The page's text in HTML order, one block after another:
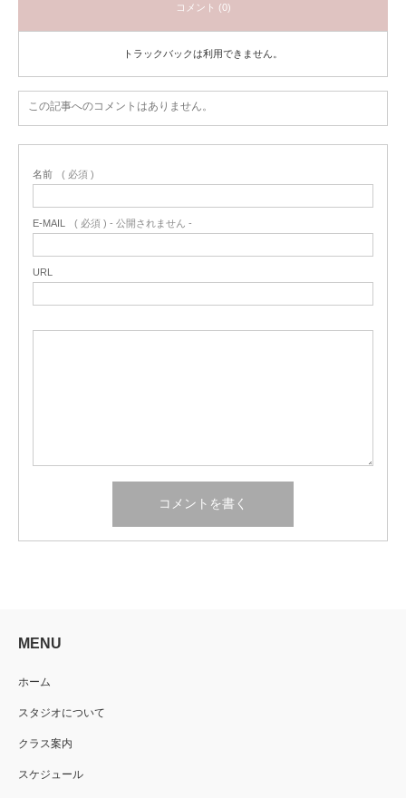
コメント (0)
トラックバックは利用できません。
この記事へのコメントはありません。
名前 ( 必須 )
E-MAIL ( 必須 ) - 公開されません -
URL
MENU
ホーム
スタジオについて
クラス案内
スケジュール